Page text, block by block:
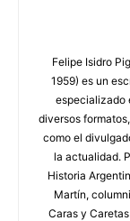
Felipe Isidro
1959) es un
especializado
diversos
como el
la actualidad.
Historia
Martín,
Caras y